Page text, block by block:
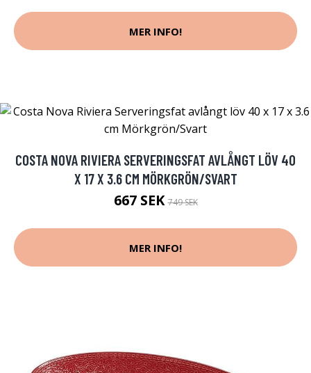
MER INFO!
COSTA NOVA RIVIERA SERVERINGSFAT AVLÅNGT LÖV 40
X 17 X 3.6 CM MÖRKGRÖN/SVART
667 SEK749 SEK
MER INFO!